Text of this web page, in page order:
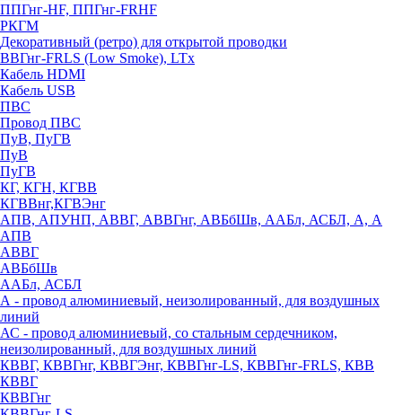
ППГнг-HF, ППГнг-FRHF
РКГМ
Декоративный (ретро) для открытой проводки
ВВГнг-FRLS (Low Smoke), LTx
Кабель HDMI
Кабель USB
ПВС
Провод ПВС
ПуВ, ПуГВ
ПуВ
ПуГВ
КГ, КГН, КГВВ
КГВВнг,КГВЭнг
АПВ, АПУНП, АВВГ, АВВГнг, АВБбШв, ААБл, АСБЛ, А, А
АПВ
АВВГ
АВБбШв
ААБл, АСБЛ
А - провод алюминиевый, неизолированный, для воздушных
линий
АС - провод алюминиевый, со стальным сердечником,
неизолированный, для воздушных линий
КВВГ, КВВГнг, КВВГЭнг, КВВГнг-LS, КВВГнг-FRLS, КВВ
КВВГ
КВВГнг